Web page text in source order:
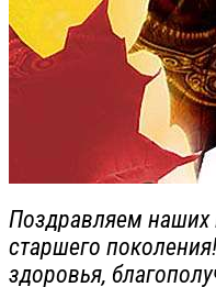
Поздравляем наших
старшего
здоровья,